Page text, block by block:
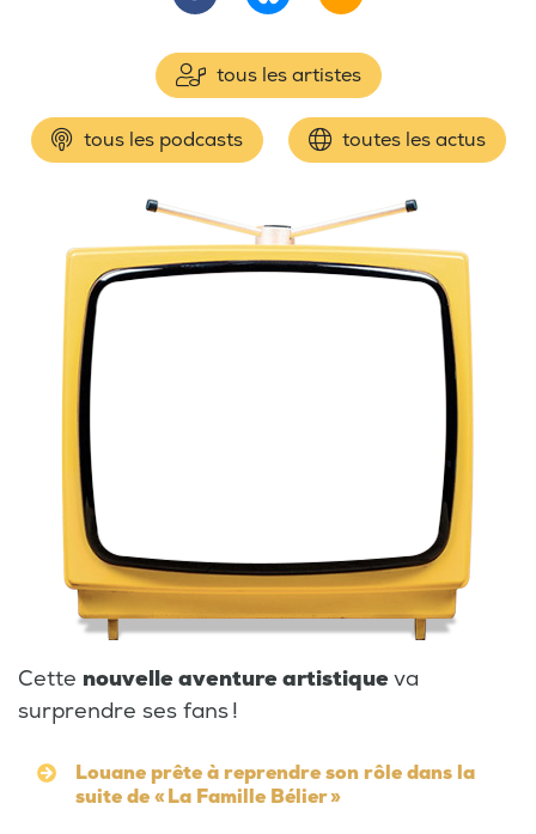
tous les artistes
tous les podcasts toutes les actus
Cette nouvelle aventure artistiqueva
surprendre ses fans !
Louane prête à reprendre son rôle dans la
suite de « La Famille Bélier »